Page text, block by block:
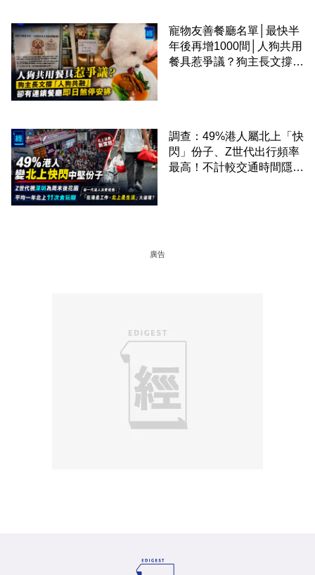
寵物友善餐廳名單│最快半
年後再增1000間│人狗共用
餐具惹爭議？狗主長文撐
調查：49%港人屬北上「快
閃」份子、Z世代出行頻率
最高！不計較交通時間隱形
廣告